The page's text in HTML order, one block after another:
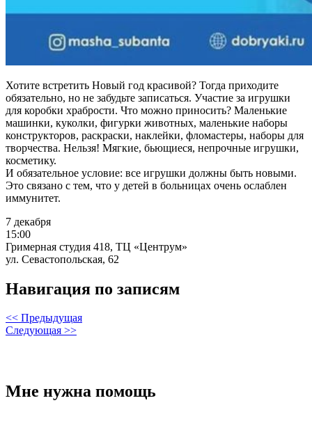
Хотите встретить Новый год красивой? Тогда приходите
обязательно, но не забудьте записаться. Участие за игрушки
для коробки храбрости. Что можно приносить? Маленькие
машинки, куколки, фигурки животных, маленькие наборы
конструкторов, раскраски, наклейки, фломастеры, наборы для
творчества. Нельзя! Мягкие, бьющиеся, непрочные игрушки,
косметику.
И обязательное условие: все игрушки должны быть новыми.
Это связано с тем, что у детей в больницах очень ослаблен
иммунитет.
7 декабря
15:00
Гримерная студия 418, ТЦ «Центрум»
ул. Севастопольская, 62
Навигация по записям
<< Предыдущая
Следующая >>
Мне нужна помощь